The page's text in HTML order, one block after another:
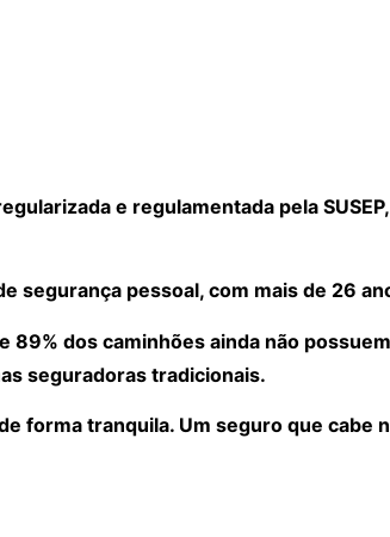
e regulamentada pela
segurança pessoal, com mais de 26
dos caminhões ainda não
seguradoras tradicionais.
forma tranquila. Um seguro que cabe